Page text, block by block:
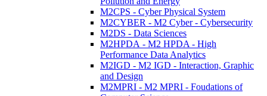
M2CPS - Cyber Physical System
M2CYBER - M2 Cyber - Cybersecurity
M2DS - Data Sciences
M2HPDA - M2 HPDA - High
Performance Data Analytics
M2IGD - M2 IGD - Interaction, Graphic
and Design
M2MPRI - M2 MPRI - Foudations of